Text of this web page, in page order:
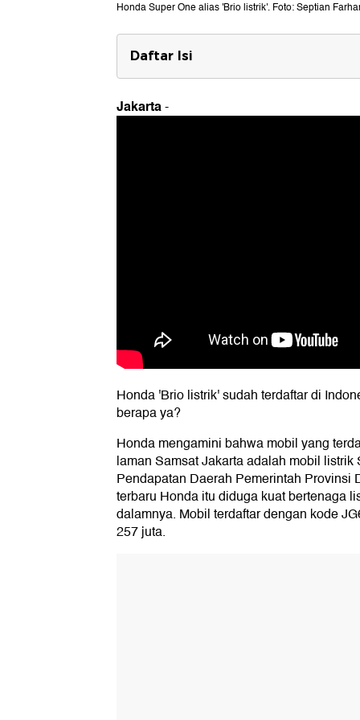
Honda Super One alias 'Brio listrik'. Foto: Septian
Daftar Isi
Hitungan Harga Honda 'Brio
Jakarta-
Honda 'Brio listrik' sudah terdaftar di
berapa ya?
Honda mengamini bahwa mobil yang
laman Samsat Jakarta adalah mobil
Pendapatan Daerah Pemerintah Provinsi
terbaru Honda itu diduga kuat bertenaga
dalamnya. Mobil terdaftar dengan kode
257 juta.